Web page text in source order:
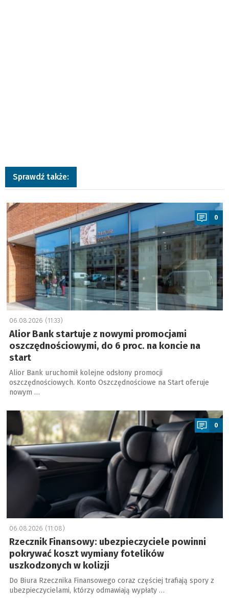
Sprawdź także:
a
0
06.08.2026 (11:33)
Alior Bank startuje z nowymi promocjami
oszczędnościowymi, do 6 proc. na koncie na
start
Alior Bank uruchomił kolejne odsłony promocji
oszczędnościowych. Konto Oszczędnościowe na Start oferuje
nowym …
a
0
06.08.2026 (11:08)
Rzecznik Finansowy: ubezpieczyciele powinni
pokrywać koszt wymiany fotelików
uszkodzonych w kolizji
Do Biura Rzecznika Finansowego coraz częściej trafiają spory z
ubezpieczycielami, którzy odmawiają wypłaty …